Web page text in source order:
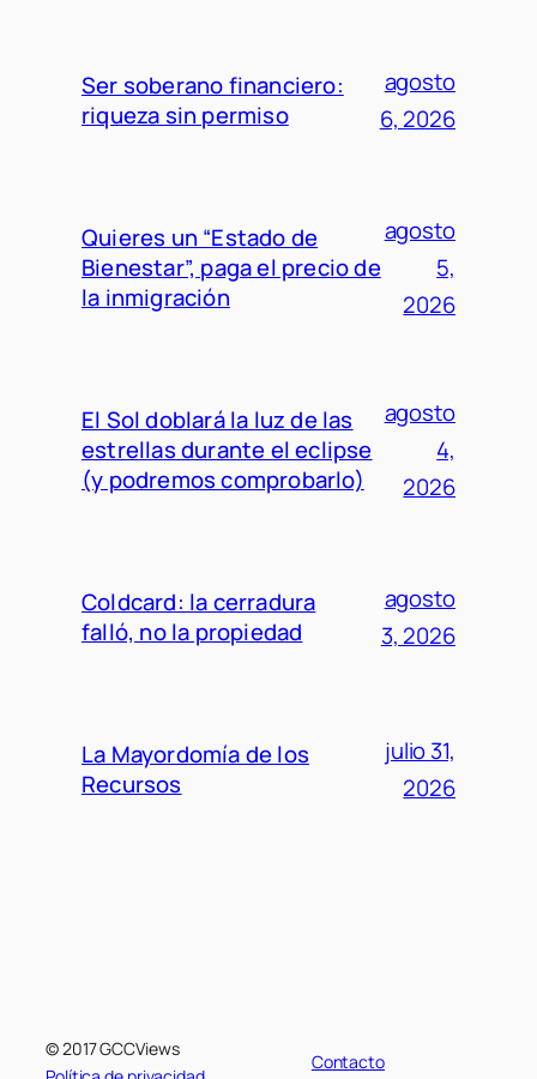
Ser soberano financiero:
riqueza sin permiso
agosto
6, 2026
Quieres un “Estado de
Bienestar”, paga el precio de
la inmigración
agosto
5,
2026
El Sol doblará la luz de las
estrellas durante el eclipse
(y podremos comprobarlo)
agosto
4,
2026
Coldcard: la cerradura
falló, no la propiedad
agosto
3, 2026
La Mayordomía de los
Recursos
julio 31,
2026
© 2017 GCCViews
Contacto